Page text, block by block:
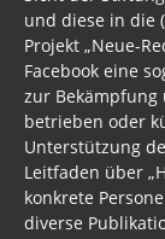
und diese in die
Projekt „Neue-
Facebook eine
zur
betrieben oder
Unterstützung
Leitfaden über
konkrete
diverse